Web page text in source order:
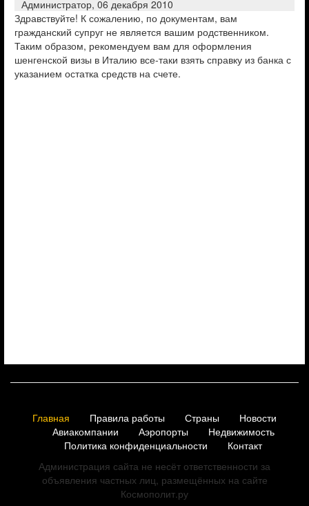
Администратор, 06 декабря 2010
Здравствуйте! К сожалению, по документам, вам
гражданский супруг не является вашим родственником.
Таким образом, рекомендуем вам для оформления
шенгенской визы в Италию все-таки взять справку из банка с
указанием остатка средств на счете.
Главная Правила работы Страны
Новости
Авиакомпании
Аэропорты
Недвижимость
Политика конфиденциальности
Контакт
Администрация сайта не несёт ответственности за
объявления частных лиц, размещённых на сайте
Космополит.ру